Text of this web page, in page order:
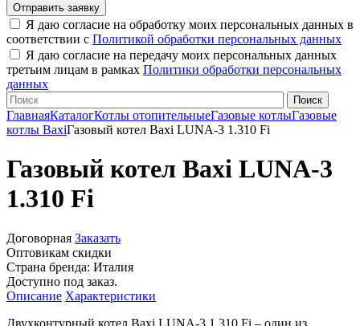
Я даю согласие на обработку моих персональных данных в
соответствии с Политикой обработки персональных данных
Я даю согласие на передачу моих персональных данных
третьим лицам в рамках Политики обработки персональных
данных
ГлавнаяКаталогКотлы отопительныеГазовые котлыГазовые
котлы BaxiГазовый котел Baxi LUNA-3 1.310 Fi
Газовый котел Baxi LUNA-3
1.310 Fi
Договорная Заказать
Оптовикам скидки
Страна бренда: Италия
Доступно под заказ.
Описание Характеристики
Двухконтурный котел Baxi LUNA-3 1.310 Fi – один из